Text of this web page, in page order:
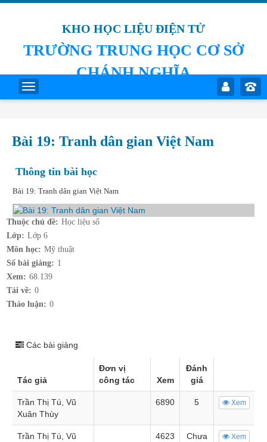
KHO HỌC LIỆU ĐIỆN TỬ
TRƯỜNG TRUNG HỌC CƠ SỞ
CHÁNH NGHĨA
Bài 19: Tranh dân gian Việt Nam
Thông tin bài học
Bài 19: Tranh dân gian Việt Nam
Thuộc chủ đề: Học liệu số
Lớp: Lớp 6
Môn học: Mỹ thuật
Số bài giảng: 1
Xem: 68.139
Tải về: 0
Thảo luận: 0
Các bài giảng
Tác giả
Đơn vị
công tác
Xem
Đánh
giá
Trần Thị Tú, Vũ
Xuân Thùy
6890 5 Xem
Trần Thị Tú, Vũ
4623
Chưa
Xem